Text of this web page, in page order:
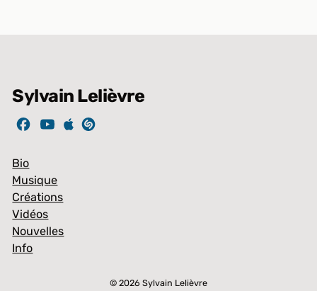
Sylvain Lelièvre
Bio
Musique
Créations
Vidéos
Nouvelles
Info
© 2026 Sylvain Lelièvre
Article ajouté au panier